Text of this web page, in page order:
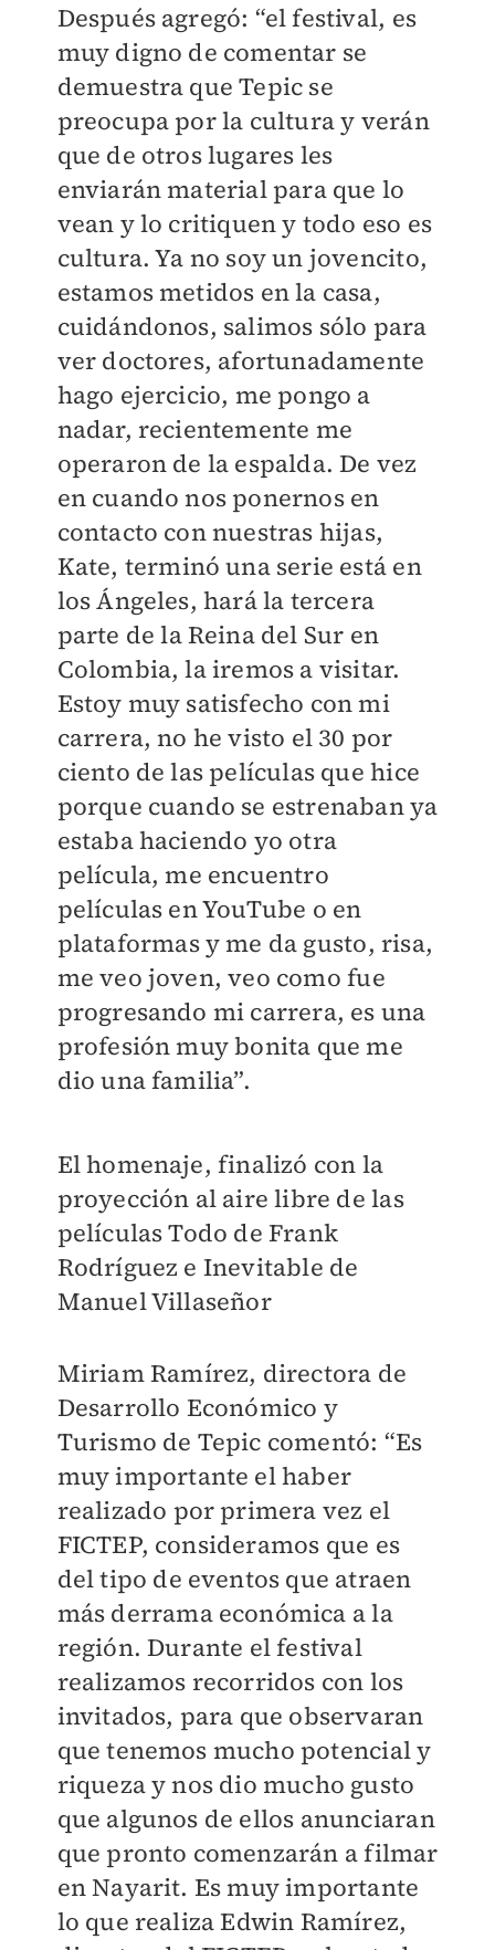
Después agregó: “el festival, es
muy digno de comentar se
demuestra que Tepic se
preocupa por la cultura y verán
que de otros lugares les
enviarán material para que lo
vean y lo critiquen y todo eso es
cultura. Ya no soy un jovencito,
estamos metidos en la casa,
cuidándonos, salimos sólo para
ver doctores, afortunadamente
hago ejercicio, me pongo a
nadar, recientemente me
operaron de la espalda. De vez
en cuando nos ponernos en
contacto con nuestras hijas,
Kate, terminó una serie está en
los Ángeles, hará la tercera
parte de la Reina del Sur en
Colombia, la iremos a visitar.
Estoy muy satisfecho con mi
carrera, no he visto el 30 por
ciento de las películas que hice
porque cuando se estrenaban ya
estaba haciendo yo otra
película, me encuentro
películas en YouTube o en
plataformas y me da gusto, risa,
me veo joven, veo como fue
progresando mi carrera, es una
profesión muy bonita que me
dio una familia”.
El homenaje, finalizó con la
proyección al aire libre de las
películas Todo de Frank
Rodríguez e Inevitable de
Manuel Villaseñor
Miriam Ramírez, directora de
Desarrollo Económico y
Turismo de Tepic comentó: “Es
muy importante el haber
realizado por primera vez el
FICTEP, consideramos que es
del tipo de eventos que atraen
más derrama económica a la
región. Durante el festival
realizamos recorridos con los
invitados, para que observaran
que tenemos mucho potencial y
riqueza y nos dio mucho gusto
que algunos de ellos anunciaran
que pronto comenzarán a filmar
en Nayarit. Es muy importante
lo que realiza Edwin Ramírez,